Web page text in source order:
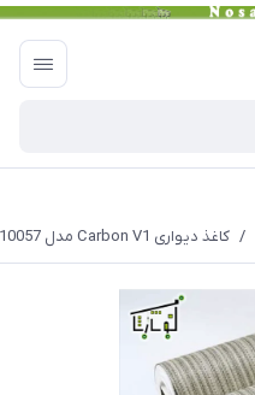
/ کاغذ دیواری Carbon V1 مدل 10057